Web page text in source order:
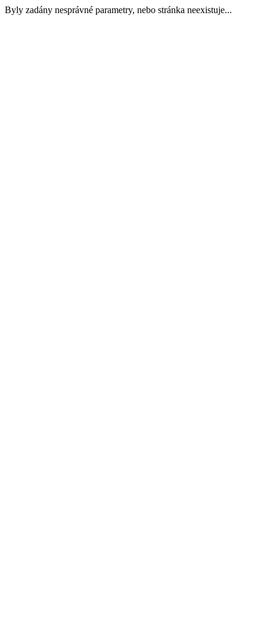
Byly zadány nesprávné parametry, nebo stránka neexistuje...